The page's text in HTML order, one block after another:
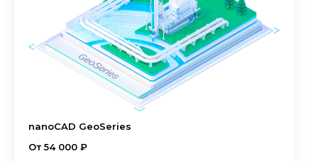
nanoCAD GeoSeries
От 54 000 ₽